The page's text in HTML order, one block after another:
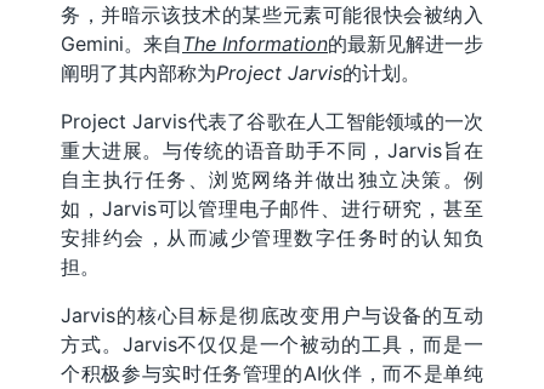
务，并暗示该技术的某些元素可能很快会被纳入
Gemini。来自The Information的最新见解进一步
阐明了其内部称为Project Jarvis的计划。
Project Jarvis代表了谷歌在人工智能领域的一次
重大进展。与传统的语音助手不同，Jarvis旨在
自主执行任务、浏览网络并做出独立决策。例
如，Jarvis可以管理电子邮件、进行研究，甚至
安排约会，从而减少管理数字任务时的认知负
担。
Jarvis的核心目标是彻底改变用户与设备的互动
方式。Jarvis不仅仅是一个被动的工具，而是一
个积极参与实时任务管理的AI伙伴，而不是单纯